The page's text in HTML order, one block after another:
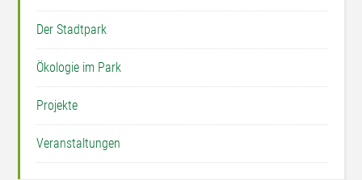
Der Stadtpark
Ökologie im Park
Projekte
Veranstaltungen